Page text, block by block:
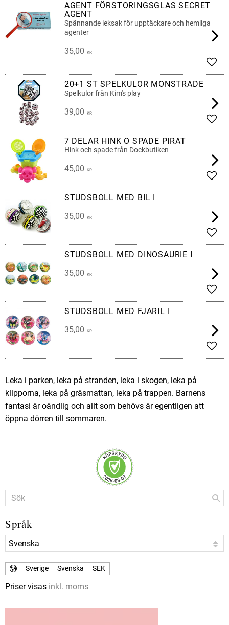
AGENT FÖRSTORINGSGLAS SECRET
AGENT
Spännande leksak för upptäckare och hemliga
agenter
35,00 KR
20+1 ST SPELKULOR MÖNSTRADE
Spelkulor från Kim's play
39,00 KR
7 DELAR HINK O SPADE PIRAT
Hink och spade från Dockbutiken
45,00 KR
STUDSBOLL MED BIL I
35,00
KR
STUDSBOLL MED DINOSAURIE I
35,00
KR
STUDSBOLL MED FJÄRIL I
35,00
KR
Leka i parken, leka på stranden, leka i skogen, leka på
klipporna, leka på gräsmattan, leka på trappen. Barnens
fantasi är oändlig och allt som behövs är egentligen att
öppna dörren till sommaren.
Språk
Sverige Svenska SEK
Priser visas inkl. moms